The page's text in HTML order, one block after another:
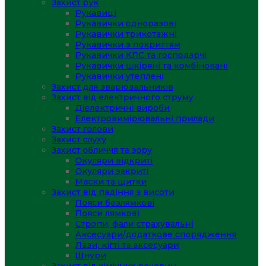
Захист рук
Рукавиці
Рукавички одноразові
Рукавички трикотажні
Рукавички з покриттям
Рукавички КЛС та господарчі
Рукавички шкіряні та комбіновані
Рукавички утеплені
Захист для зварювальників
Захист від електричного струму
Діелектричні вироби
Електровимірювальні прилади
Захист голови
Захист слуху
Захист обличчя та зору
Окуляри відкриті
Окуляри закриті
Маски та щитки
Захист від падіння з висоти
Пояси безлямкові
Пояси лямкові
Стропи, фали страхувальні
Аксесуари/додаткове спорядження
Лази, кігті та аксесуари
Шнури